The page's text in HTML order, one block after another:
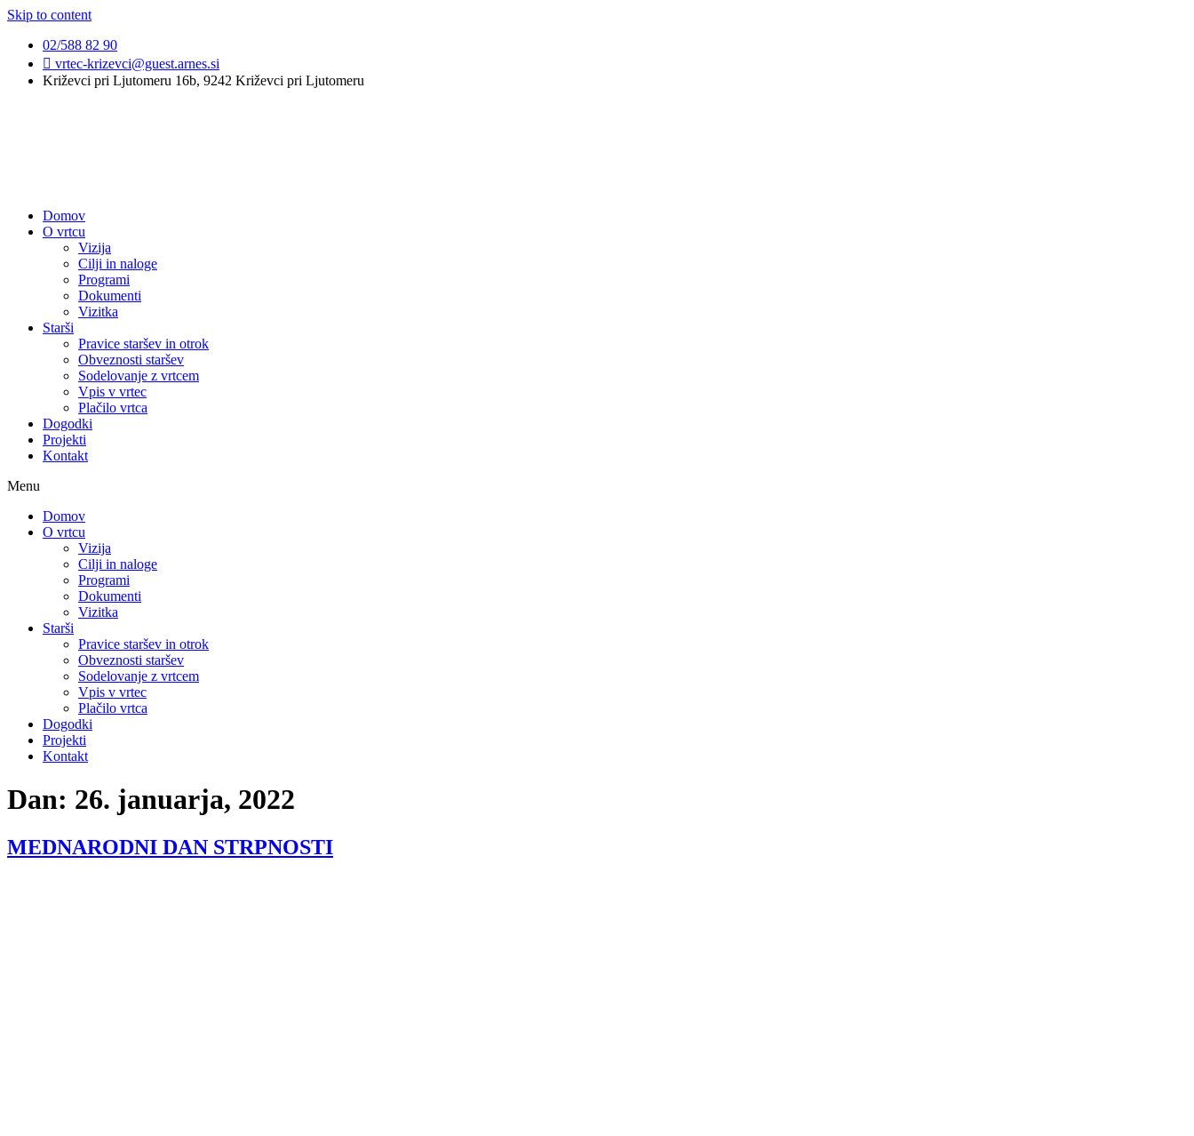
Skip to content
02/588 82 90
vrtec-krizevci@guest.arnes.si
Križevci pri Ljutomeru 16b, 9242 Križevci pri Ljutomeru
Domov
O vrtcu
Vizija
Cilji in naloge
Programi
Dokumenti
Vizitka
Starši
Pravice staršev in otrok
Obveznosti staršev
Sodelovanje z vrtcem
Vpis v vrtec
Plačilo vrtca
Dogodki
Projekti
Kontakt
Menu
Domov
O vrtcu
Vizija
Cilji in naloge
Programi
Dokumenti
Vizitka
Starši
Pravice staršev in otrok
Obveznosti staršev
Sodelovanje z vrtcem
Vpis v vrtec
Plačilo vrtca
Dogodki
Projekti
Kontakt
Dan: 26. januarja, 2022
MEDNARODNI DAN STRPNOSTI